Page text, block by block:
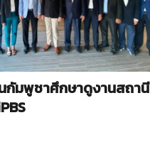
มพูชาศึกษาดูงานสถานี